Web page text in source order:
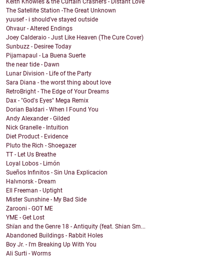
Keith Knowles & the Curtain Crashers - Distant Love
The Satellite Station -The Great Unknown
yuusef - i should've stayed outside
Ohvaur - Altered Endings
Joey Calderaio - Just Like Heaven (The Cure Cover)
Sunbuzz - Desiree Today
Pijamapaul - La Buena Suerte
the near tide - Dawn
Lunar Division - Life of the Party
Sara Diana - the worst thing about love
RetroBright - The Edge of Your Dreams
Dax - "God's Eyes" Mega Remix
Dorian Baldari - When I Found You
Andy Alexander - Gilded
Nick Granelle - Intuition
Diet Product - Evidence
Pluto the Rich - Shoegazer
TT - Let Us Breathe
Loyal Lobos - Limón
Sueños Infinitos - Sin Una Explicacion
Halvnorsk - Dream
Ell Freeman - Uptight
Mister Sunshine - My Bad Side
Zarooni - GOT ME
YME - Get Lost
Shïan and the Genre 18 - Antiquity (feat. Shian Sm...
Abandoned Buildings - Rabbit Holes
Boy Jr. - I'm Breaking Up With You
Ali Surti - Worms